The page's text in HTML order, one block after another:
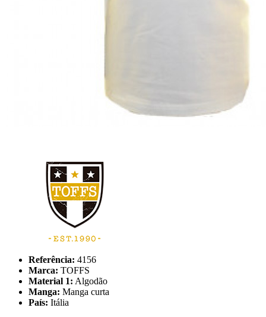
Referência: 4156
Marca: TOFFS
Material 1: Algodão
Manga: Manga curta
País: Itália